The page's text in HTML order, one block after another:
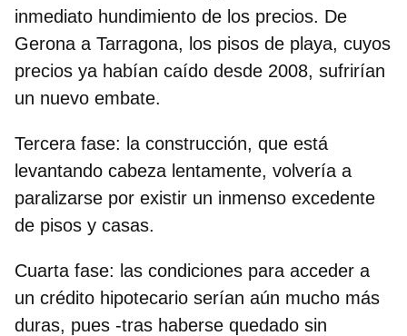
inmediato hundimiento de los precios. De
Gerona a Tarragona, los pisos de playa, cuyos
precios ya habían caído desde 2008, sufrirían
un nuevo embate.
Tercera fase: la construcción, que está
levantando cabeza lentamente, volvería a
paralizarse por existir un inmenso excedente
de pisos y casas.
Cuarta fase: las condiciones para acceder a
un crédito hipotecario serían aún mucho más
duras, pues -tras haberse quedado sin